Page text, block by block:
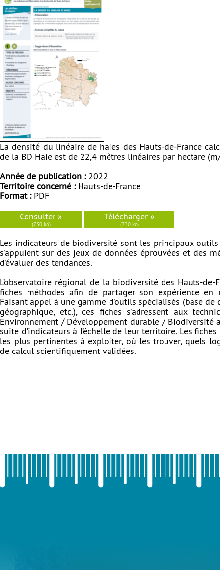
La densité du linéaire de haies des Hauts-de-France
de la BD Haie est de 22,4 mètres linéaires par hectare
Année de publication : 2022
Territoire concerné : Hauts-de-France
Format : PDF
Consulter »
(730 ko)
Télécharger »
(730 ko)
Les indicateurs de biodiversité sont les principaux outils
s’appuient sur des jeux de données éprouvées et des
d’évaluer des tendances.
L’observatoire régional de la biodiversité des Hauts-
fiches méthodes afin de partager son expérience en
Faisant appel à une gamme d’outils spécialisés (base de
géographique, etc.), ces fiches s’adressent aux
Environnement / Développement durable / Biodiversité
suite d’indicateurs à l’échelle de leur territoire. Les
les plus pertinentes à exploiter, où les trouver, quels
de calcul scientifiquement validées.